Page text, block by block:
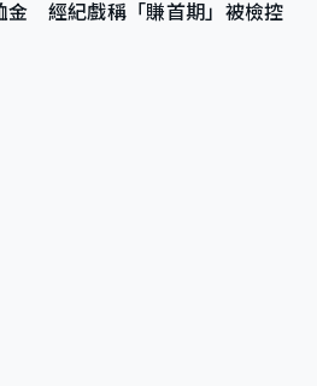
金 經紀戲稱「賺首期」被檢控